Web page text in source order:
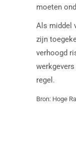
moeten
Als middel
zijn
verhoogd
regel.
Bron: Hoge